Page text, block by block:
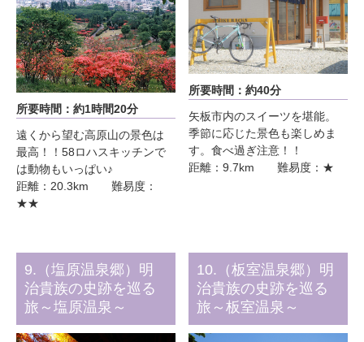
所要時間：約1時間20分
遠くから望む高原山の景色は
最高！！58ロハスキッチンで
は動物もいっぱい♪
距離：20.3km 難易度：
★★
所要時間：約40分
矢板市内のスイーツを堪能。
季節に応じた景色も楽しめま
す。食べ過ぎ注意！！
距離：9.7km 難易度：★
9.（塩原温泉郷）明
治貴族の史跡を巡る
旅～塩原温泉～
10.（板室温泉郷）明
治貴族の史跡を巡る
旅～板室温泉～